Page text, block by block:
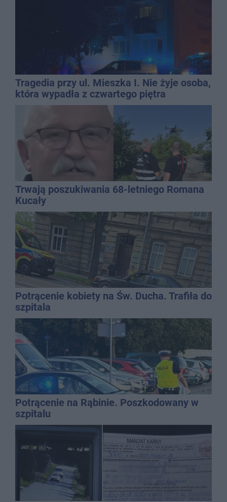
Tragedia przy ul. Mieszka I. Nie żyje osoba,
która wypadła z czwartego piętra
Trwają poszukiwania 68-letniego Romana
Kucały
Potrącenie kobiety na Św. Ducha. Trafiła do
szpitala
Potrącenie na Rąbinie. Poszkodowany w
szpitalu